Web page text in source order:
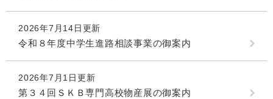
2026年7月14日更新
令和８年度中学生進路相談事業の御案内
2026年7月1日更新
第３４回ＳＫＢ専門高校物産展の御案内